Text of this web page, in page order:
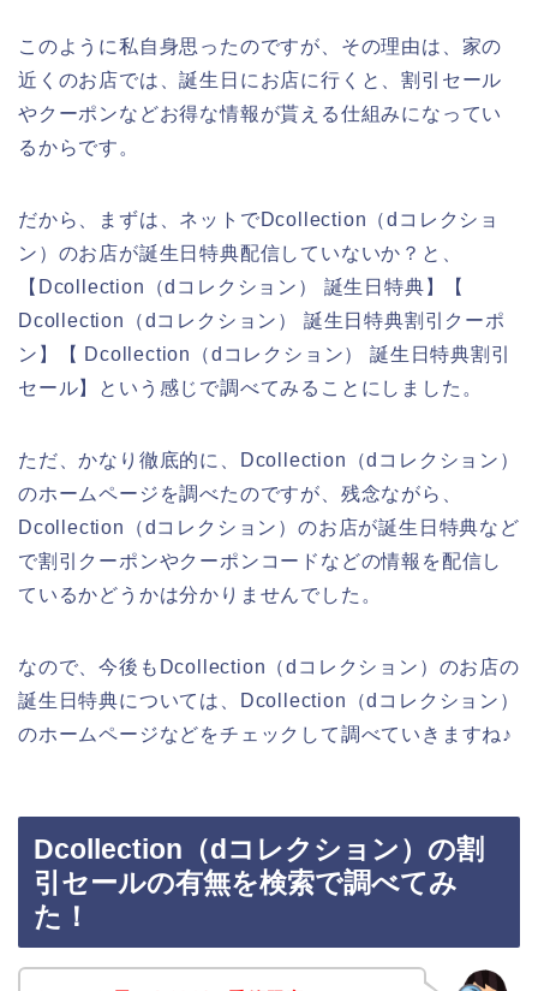
このように私自身思ったのですが、その理由は、家の
近くのお店では、誕生日にお店に行くと、割引セール
やクーポンなどお得な情報が貰える仕組みになってい
るからです。
だから、まずは、ネットでDcollection（dコレクショ
ン）のお店が誕生日特典配信していないか？と、
【Dcollection（dコレクション） 誕生日特典】【
Dcollection（dコレクション） 誕生日特典割引クーポ
ン】【 Dcollection（dコレクション） 誕生日特典割引
セール】という感じで調べてみることにしました。
ただ、かなり徹底的に、Dcollection（dコレクション）
のホームページを調べたのですが、残念ながら、
Dcollection（dコレクション）のお店が誕生日特典など
で割引クーポンやクーポンコードなどの情報を配信し
ているかどうかは分かりませんでした。
なので、今後もDcollection（dコレクション）のお店の
誕生日特典については、Dcollection（dコレクション）
のホームページなどをチェックして調べていきますね♪
Dcollection（dコレクション）の割
引セールの有無を検索で調べてみ
た！